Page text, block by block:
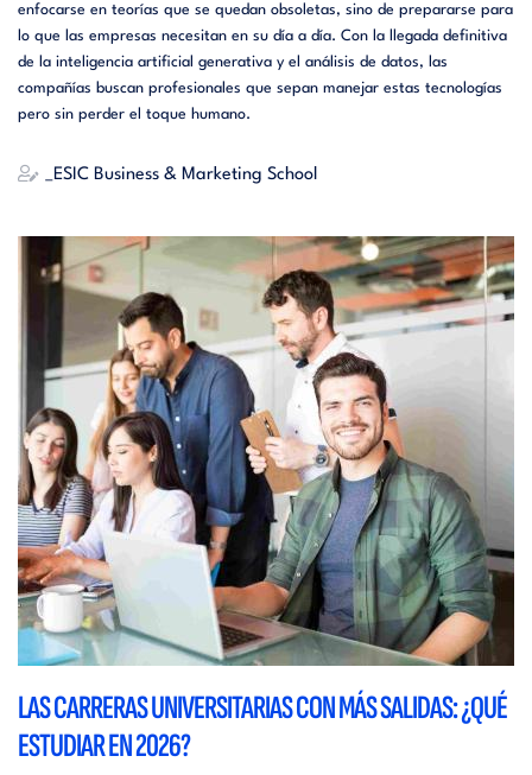
enfocarse en teorías que se quedan obsoletas, sino de prepararse para
lo que las empresas necesitan en su día a día. Con la llegada definitiva
de la inteligencia artificial generativa y el análisis de datos, las
compañías buscan profesionales que sepan manejar estas tecnologías
pero sin perder el toque humano.
_ESIC Business & Marketing School
LAS CARRERAS UNIVERSITARIAS CON MÁS SALIDAS: ¿QUÉ
ESTUDIAR EN 2026?